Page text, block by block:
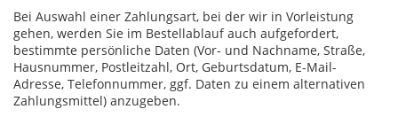
Bei Auswahl einer Zahlungsart, bei der wir in Vorleistung
gehen, werden Sie im Bestellablauf auch aufgefordert,
bestimmte persönliche Daten (Vor- und Nachname, Straße,
Hausnummer, Postleitzahl, Ort, Geburtsdatum, E-Mail-
Adresse, Telefonnummer, ggf. Daten zu einem alternativen
Zahlungsmittel) anzugeben.